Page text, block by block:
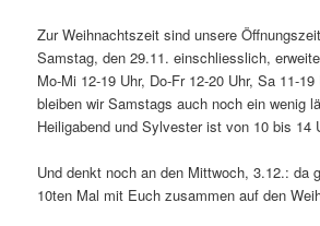
Zur Weihnachtszeit sind unsere
Samstag, den 29.11. einschliesslich,
Mo-Mi 12-19 Uhr, Do-Fr 12-20 Uhr, Sa 11-
bleiben wir Samstags auch noch ein wenig
Heiligabend und Sylvester ist von 10 bis 14
Und denkt noch an den Mittwoch, 3.12.: da
10ten Mal mit Euch zusammen auf den